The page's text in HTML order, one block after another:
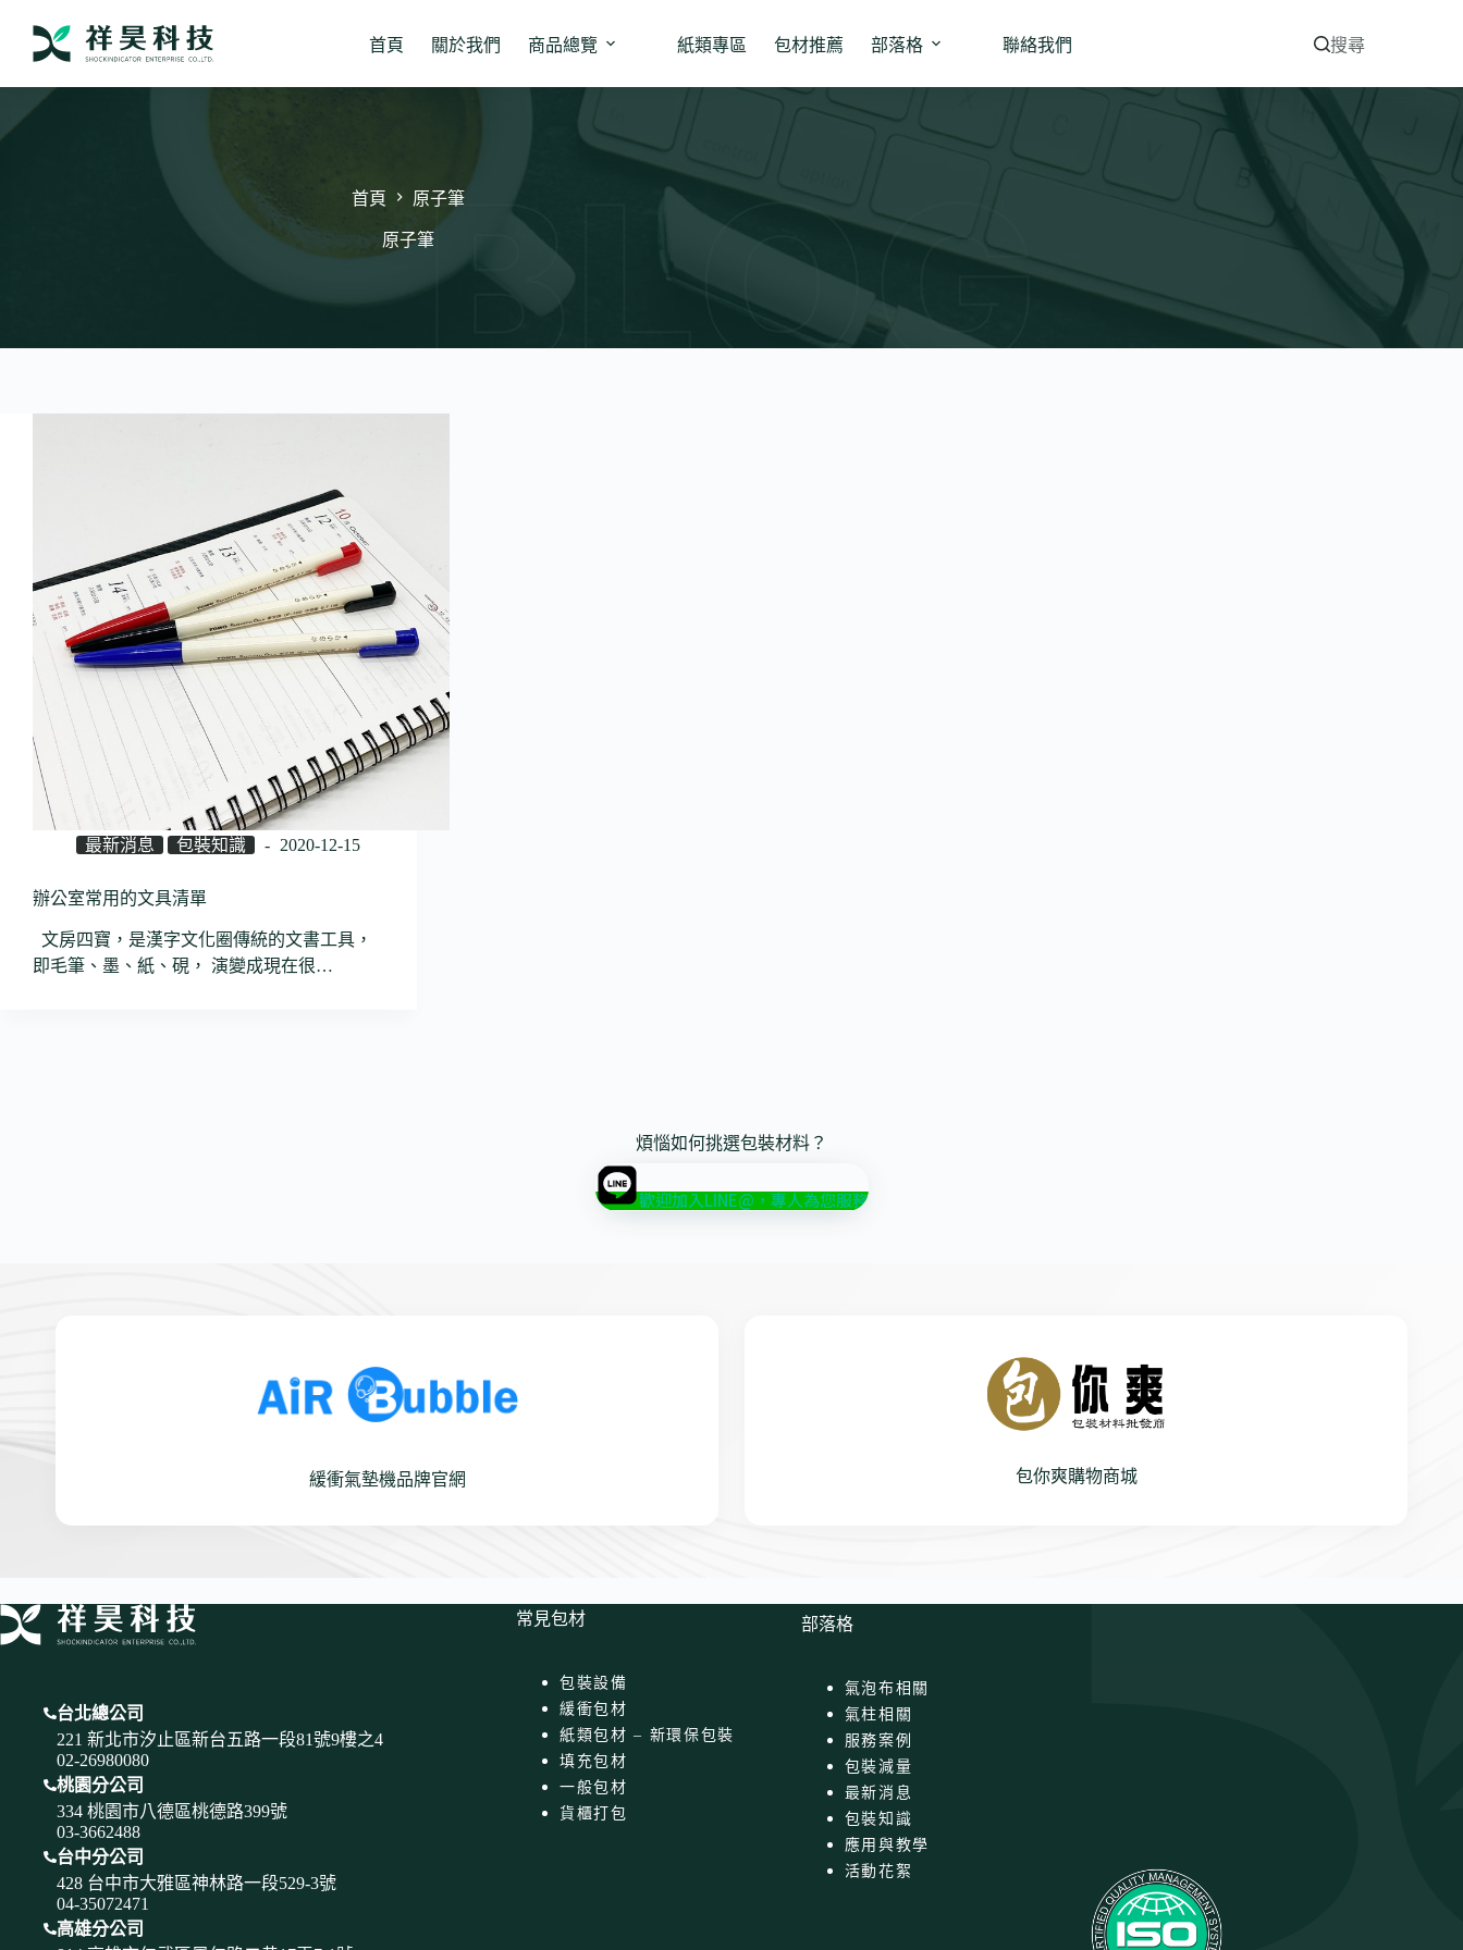
要
容
首頁 關於我們 商品總覽 紙類專區 包材推薦 部落格 聯絡我們 搜尋
首頁 原子筆
原子筆
最新消息 包裝知識 2020-12-15
辦公室常用的文具清單
文房四寶，是漢字文化圈傳統的文書工具，
即毛筆、墨、紙、硯， 演變成現在很…
煩惱如何挑選包裝材料？
歡迎加入LINE@，專人為您服務
緩衝氣墊機品牌官網 包你爽購物商城
台北總公司
221 新北市汐止區新台五路一段81號9樓之4
02-26980080
桃園分公司
334 桃園市八德區桃德路399號
03-3662488
台中分公司
428 台中市大雅區神林路一段529-3號
04-35072471
高雄分公司
常見包材
包裝設備
緩衝包材
紙類包材 – 新環保包裝
填充包材
一般包材
貨櫃打包
部落格
氣泡布相關
氣柱相關
服務案例
包裝減量
最新消息
包裝知識
應用與教學
活動花絮